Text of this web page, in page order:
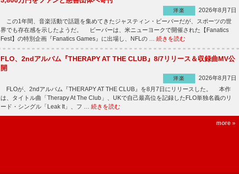
洋楽
2026年8月7日
この1年間、音楽活動で話題を集めてきたジャスティン・ビーバーだが、スポーツの世
界でも存在感を示したようだ。 ビーバーは、米ニューヨークで開催された【Fanatics
Fest】の特別企画『Fanatics Games』に出場し、NFLの … 続きを読む
FLO、2ndアルバム『THERAPY AT THE CLUB』8/7リリース＆収録曲MV公
開
洋楽
2026年8月7日
FLOが、2ndアルバム『THERAPY AT THE CLUB』を8月7日にリリースした。 本作
は、タイトル曲「Therapy At The Club」、UKで自己最高位を記録したFLO単独名義のリ
ード・シングル「Leak It」、フ … 続きを読む
more »